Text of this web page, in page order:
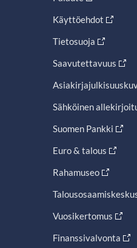
Käyttöehdot
Tietosuoja
Saavutettavuus
Sähköinen
Suomen Pankki
Euro & talous
Rahamuseo
Vuosikertomus
Finanssivalvonta